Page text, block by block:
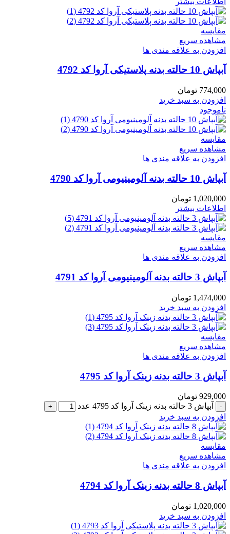
مقایسه
مشاهده سریع
افزودن به علاقه مندی ها
آبپاش 10 حالته بدنه پلاستیکی آروا کد 4792
774,000 تومان
افزودن به سبد خرید
ناموجود
مقایسه
مشاهده سریع
افزودن به علاقه مندی ها
آبپاش 10 حالته بدنه آلومینیومی آروا کد 4790
1,020,000 تومان
اطلاعات بیشتر
مقایسه
مشاهده سریع
افزودن به علاقه مندی ها
آبپاش 3 حالته بدنه آلومینیومی آروا کد 4791
1,474,000 تومان
افزودن به سبد خرید
مقایسه
مشاهده سریع
افزودن به علاقه مندی ها
آبپاش 3 حالته بدنه زینک آروا کد 4795
929,000 تومان
آبپاش 3 حالته بدنه زینک آروا کد 4795 عدد
افزودن به سبد خرید
مقایسه
مشاهده سریع
افزودن به علاقه مندی ها
آبپاش 8 حالته بدنه زینک آروا کد 4794
1,020,000 تومان
افزودن به سبد خرید